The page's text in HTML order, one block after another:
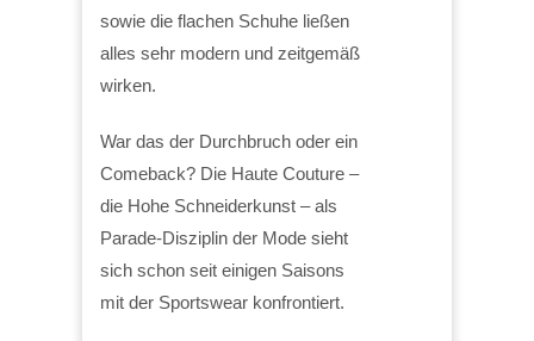
sowie die flachen Schuhe ließen
alles sehr modern und zeitgemäß
wirken.
War das der Durchbruch oder ein
Comeback? Die Haute Couture –
die Hohe Schneiderkunst – als
Parade-Disziplin der Mode sieht
sich schon seit einigen Saisons
mit der Sportswear konfrontiert.